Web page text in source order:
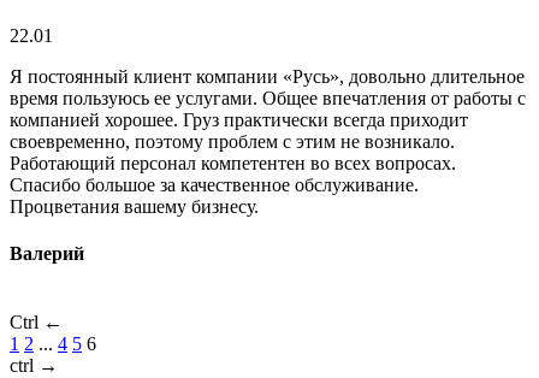
22.01
Я постоянный клиент компании «Русь», довольно длительное
время пользуюсь ее услугами. Общее впечатления от работы с
компанией хорошее. Груз практически всегда приходит
своевременно, поэтому проблем с этим не возникало.
Работающий персонал компетентен во всех вопросах.
Спасибо большое за качественное обслуживание.
Процветания вашему бизнесу.
Валерий
Ctrl ←
1 2 ... 4 5 6
ctrl →